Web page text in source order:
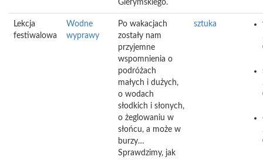
Gierymskiego.
Lekcja
festiwalowa
Wodne
wyprawy
Po wakacjach
zostały nam
przyjemne
wspomnienia o
podróżach
małych i dużych,
o wodach
słodkich i słonych,
o żeglowaniu w
słońcu, a może w
burzy…
Sprawdzimy, jak
sztuka